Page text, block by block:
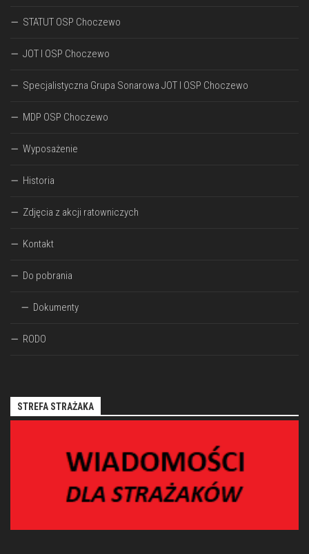
STATUT OSP Choczewo
JOT I OSP Choczewo
Specjalistyczna Grupa Sonarowa JOT I OSP Choczewo
MDP OSP Choczewo
Wyposażenie
Historia
Zdjęcia z akcji ratowniczych
Kontakt
Do pobrania
Dokumenty
RODO
STREFA STRAŻAKA